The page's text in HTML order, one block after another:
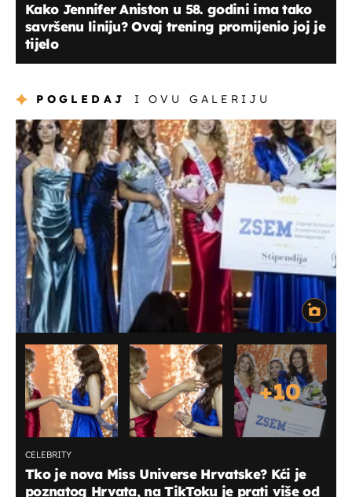
Kako Jennifer Aniston u 58. godini ima tako
savršenu liniju? Ovaj trening promijenio joj je
tijelo
POGLEDAJ I OVU GALERIJU
+10
CELEBRITY
Tko je nova Miss Universe Hrvatske? Kći je
poznatog Hrvata, na TikToku je prati više od